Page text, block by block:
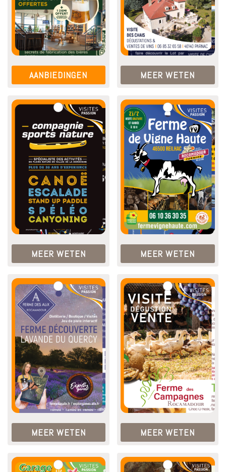
AANBIEDINGEN MEER WETEN
MEER WETEN MEER WETEN
MEER WETEN MEER WETEN